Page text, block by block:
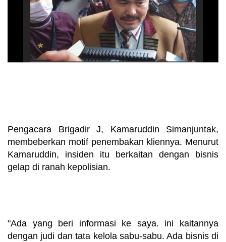
Pengacara Brigadir J, Kamaruddin Simanjuntak,
membeberkan motif penembakan kliennya. Menurut
Kamaruddin, insiden itu berkaitan dengan bisnis
gelap di ranah kepolisian.
"Ada yang beri informasi ke saya. ini kaitannya
dengan judi dan tata kelola sabu-sabu. Ada bisnis di